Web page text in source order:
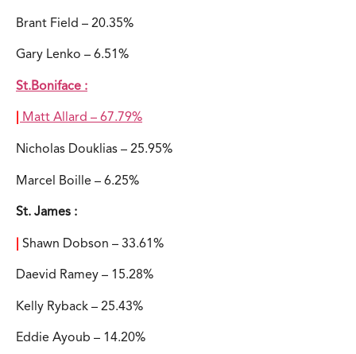
Brant Field – 20.35%
Gary Lenko – 6.51%
St.Boniface :
Matt Allard – 67.79%
Nicholas Douklias – 25.95%
Marcel Boille – 6.25%
St. James :
Shawn Dobson – 33.61%
Daevid Ramey – 15.28%
Kelly Ryback – 25.43%
Eddie Ayoub – 14.20%